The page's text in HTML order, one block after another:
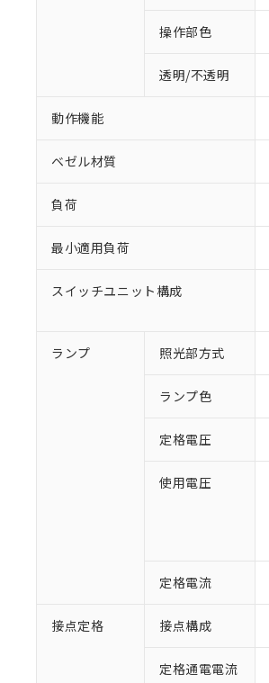
操作部色
透明/不透明
動作機能
ベゼル材質
負荷
最小適用負荷
スイッチユニット構成
ランプ 照光部方式
ランプ色
定格電圧
使用電圧
定格電流
接点定格 接点構成
定格通電電流